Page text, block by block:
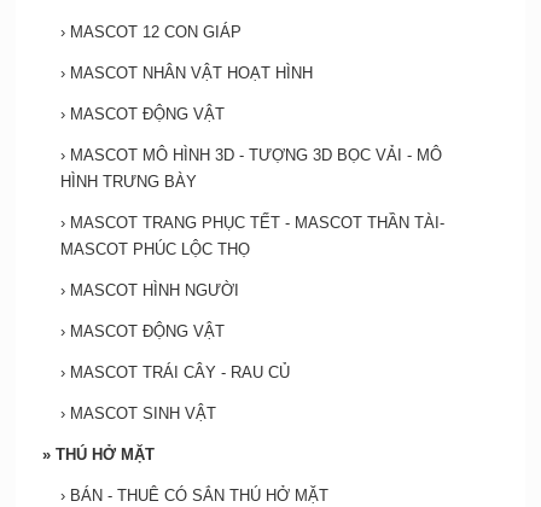
› MASCOT 12 CON GIÁP
› MASCOT NHÂN VẬT HOẠT HÌNH
› MASCOT ĐỘNG VẬT
› MASCOT MÔ HÌNH 3D - TƯỢNG 3D BỌC VẢI - MÔ
HÌNH TRƯNG BÀY
› MASCOT TRANG PHỤC TẾT - MASCOT THẦN TÀI-
MASCOT PHÚC LỘC THỌ
› MASCOT HÌNH NGƯỜI
› MASCOT ĐỘNG VẬT
› MASCOT TRÁI CÂY - RAU CỦ
› MASCOT SINH VẬT
» THÚ HỞ MẶT
› BÁN - THUÊ CÓ SẮN THÚ HỞ MẶT